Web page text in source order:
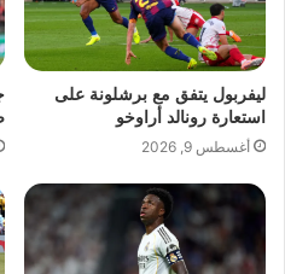
ليفربول يتفق مع برشلونة على
استعارة رونالد أراوخو
أغسطس 9, 2026